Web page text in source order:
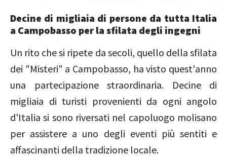
Decine di migliaia di persone da tutta Italia
a Campobasso per la sfilata degli ingegni
Un rito che si ripete da secoli, quello della sfilata
dei "Misteri" a Campobasso, ha visto quest'anno
una partecipazione straordinaria. Decine di
migliaia di turisti provenienti da ogni angolo
d'Italia si sono riversati nel capoluogo molisano
per assistere a uno degli eventi più sentiti e
affascinanti della tradizione locale.